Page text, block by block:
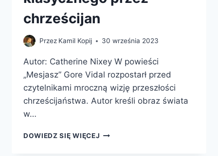
chrześcijan
Przez Kamil Kopij 30 września 2023
Autor: Catherine Nixey W powieści
„Mesjasz” Gore Vidal rozpostarł przed
czytelnikami mroczną wizję przeszłości
chrześcijaństwa. Autor kreśli obraz świata
w…
DOWIEDZ SIĘ WIĘCEJ CIEMNIEJĄCY